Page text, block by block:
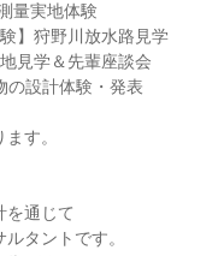
量実地体験
】狩野川放水路見学
見学＆先輩座談会
の設計体験・発表
す。
を通じて
タントです。